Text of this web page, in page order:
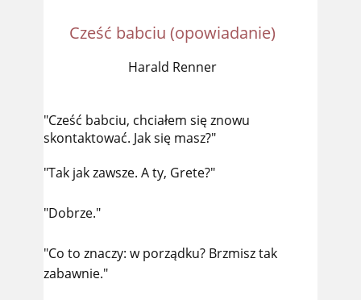
Cześć babciu (opowiadanie)
Harald Renner
"Cześć babciu, chciałem się znowu
skontaktować. Jak się masz?"
"Tak jak zawsze. A ty, Grete?"
"Dobrze."
"Co to znaczy: w porządku? Brzmisz tak
zabawnie."